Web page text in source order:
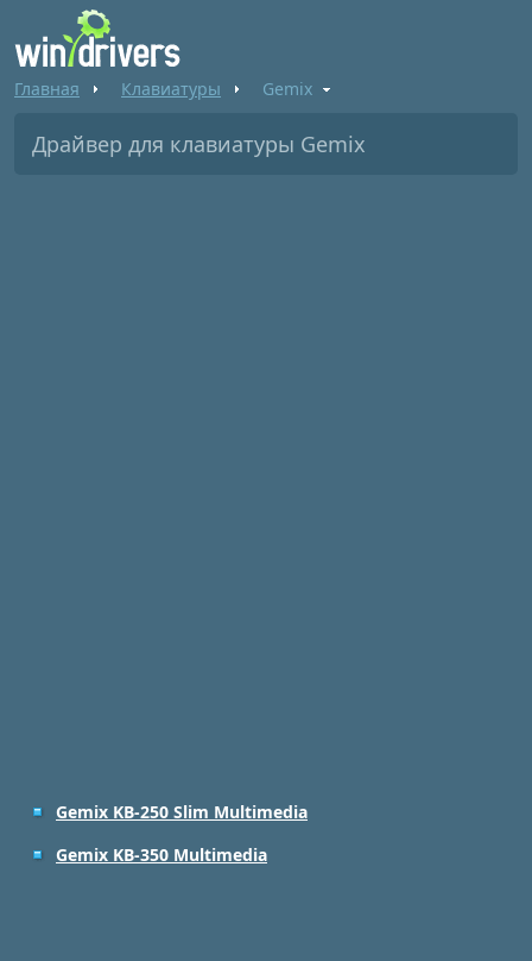
Главная Клавиатуры Gemix
Драйвер для клавиатуры Gemix
Gemix KB-250 Slim Multimedia
Gemix KB-350 Multimedia